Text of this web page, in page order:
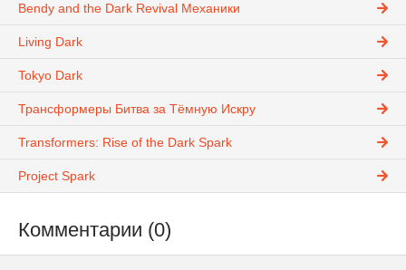
Bendy and the Dark Revival Механики
Living Dark
Tokyo Dark
Трансформеры Битва за Тёмную Искру
Transformers: Rise of the Dark Spark
Project Spark
Комментарии (0)